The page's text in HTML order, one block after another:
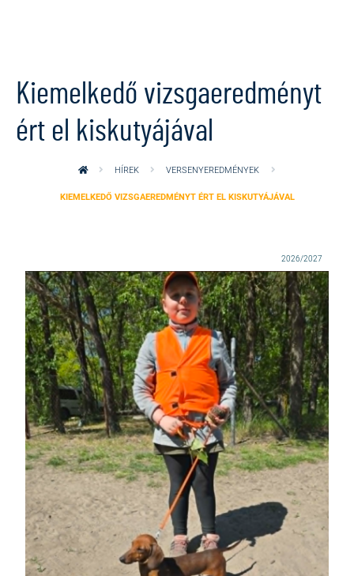
Kiemelkedő vizsgaeredményt
ért el kiskutyájával
HÍREK VERSENYEREDMÉNYEK
KIEMELKEDŐ VIZSGAEREDMÉNYT ÉRT EL KISKUTYÁJÁVAL
2026/2027